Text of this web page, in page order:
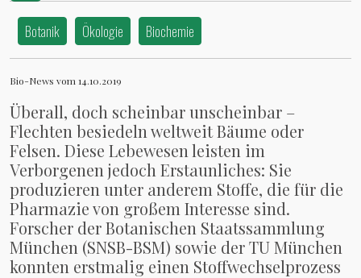
Botanik Ökologie Biochemie
Bio-News vom 14.10.2019
Überall, doch scheinbar unscheinbar –
Flechten besiedeln weltweit Bäume oder
Felsen. Diese Lebewesen leisten im
Verborgenen jedoch Erstaunliches: Sie
produzieren unter anderem Stoffe, die für die
Pharmazie von großem Interesse sind.
Forscher der Botanischen Staatssammlung
München (SNSB-BSM) sowie der TU München
konnten erstmalig einen Stoffwechselprozess